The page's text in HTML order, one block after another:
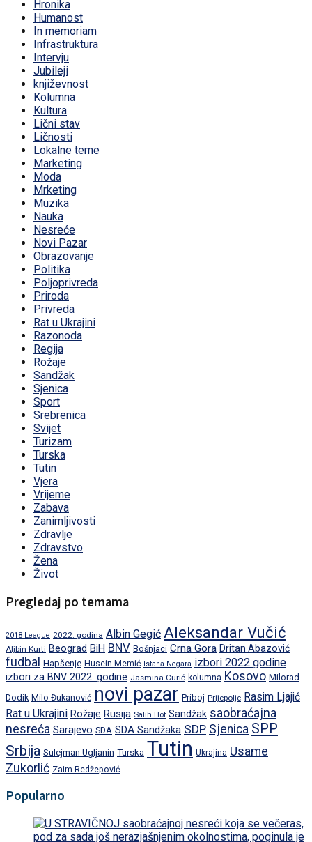
Hronika
Humanost
In memoriam
Infrastruktura
Intervju
Jubileji
književnost
Kolumna
Kultura
Lični stav
Ličnosti
Lokalne teme
Marketing
Moda
Mrketing
Muzika
Nauka
Nesreće
Novi Pazar
Obrazovanje
Politika
Poljoprivreda
Priroda
Privreda
Rat u Ukrajini
Razonoda
Regija
Rožaje
Sandžak
Sjenica
Sport
Srebrenica
Svijet
Turizam
Turska
Tutin
Vjera
Vrijeme
Zabava
Zanimljivosti
Zdravlje
Zdravstvo
Žena
Život
Pregledaj po temama
2018 League 2022. godina Albin Gegić Aleksandar Vučić
Aljbin Kurti Beograd BiH BNV Bošnjaci Crna Gora Dritan Abazović
fudbal Hapšenje Husein Memić Istana Negara izbori 2022.godine
izbori za BNV 2022. godine Jasmina Curić kolumna Kosovo Milorad
Dodik Milo Đukanović novi pazar Priboj Prijepolje Rasim Ljajić
Rat u Ukrajini Rožaje Rusija Salih Hot Sandžak saobraćajna
nesreća Sarajevo SDA SDA Sandžaka SDP Sjenica SPP
Srbija Sulejman Ugljanin Turska Tutin Ukrajina Usame
Zukorlić Zaim Redžepović
Popularno